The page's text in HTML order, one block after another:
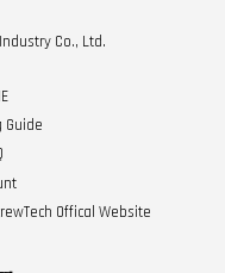
Co., Ltd.
Offical Website